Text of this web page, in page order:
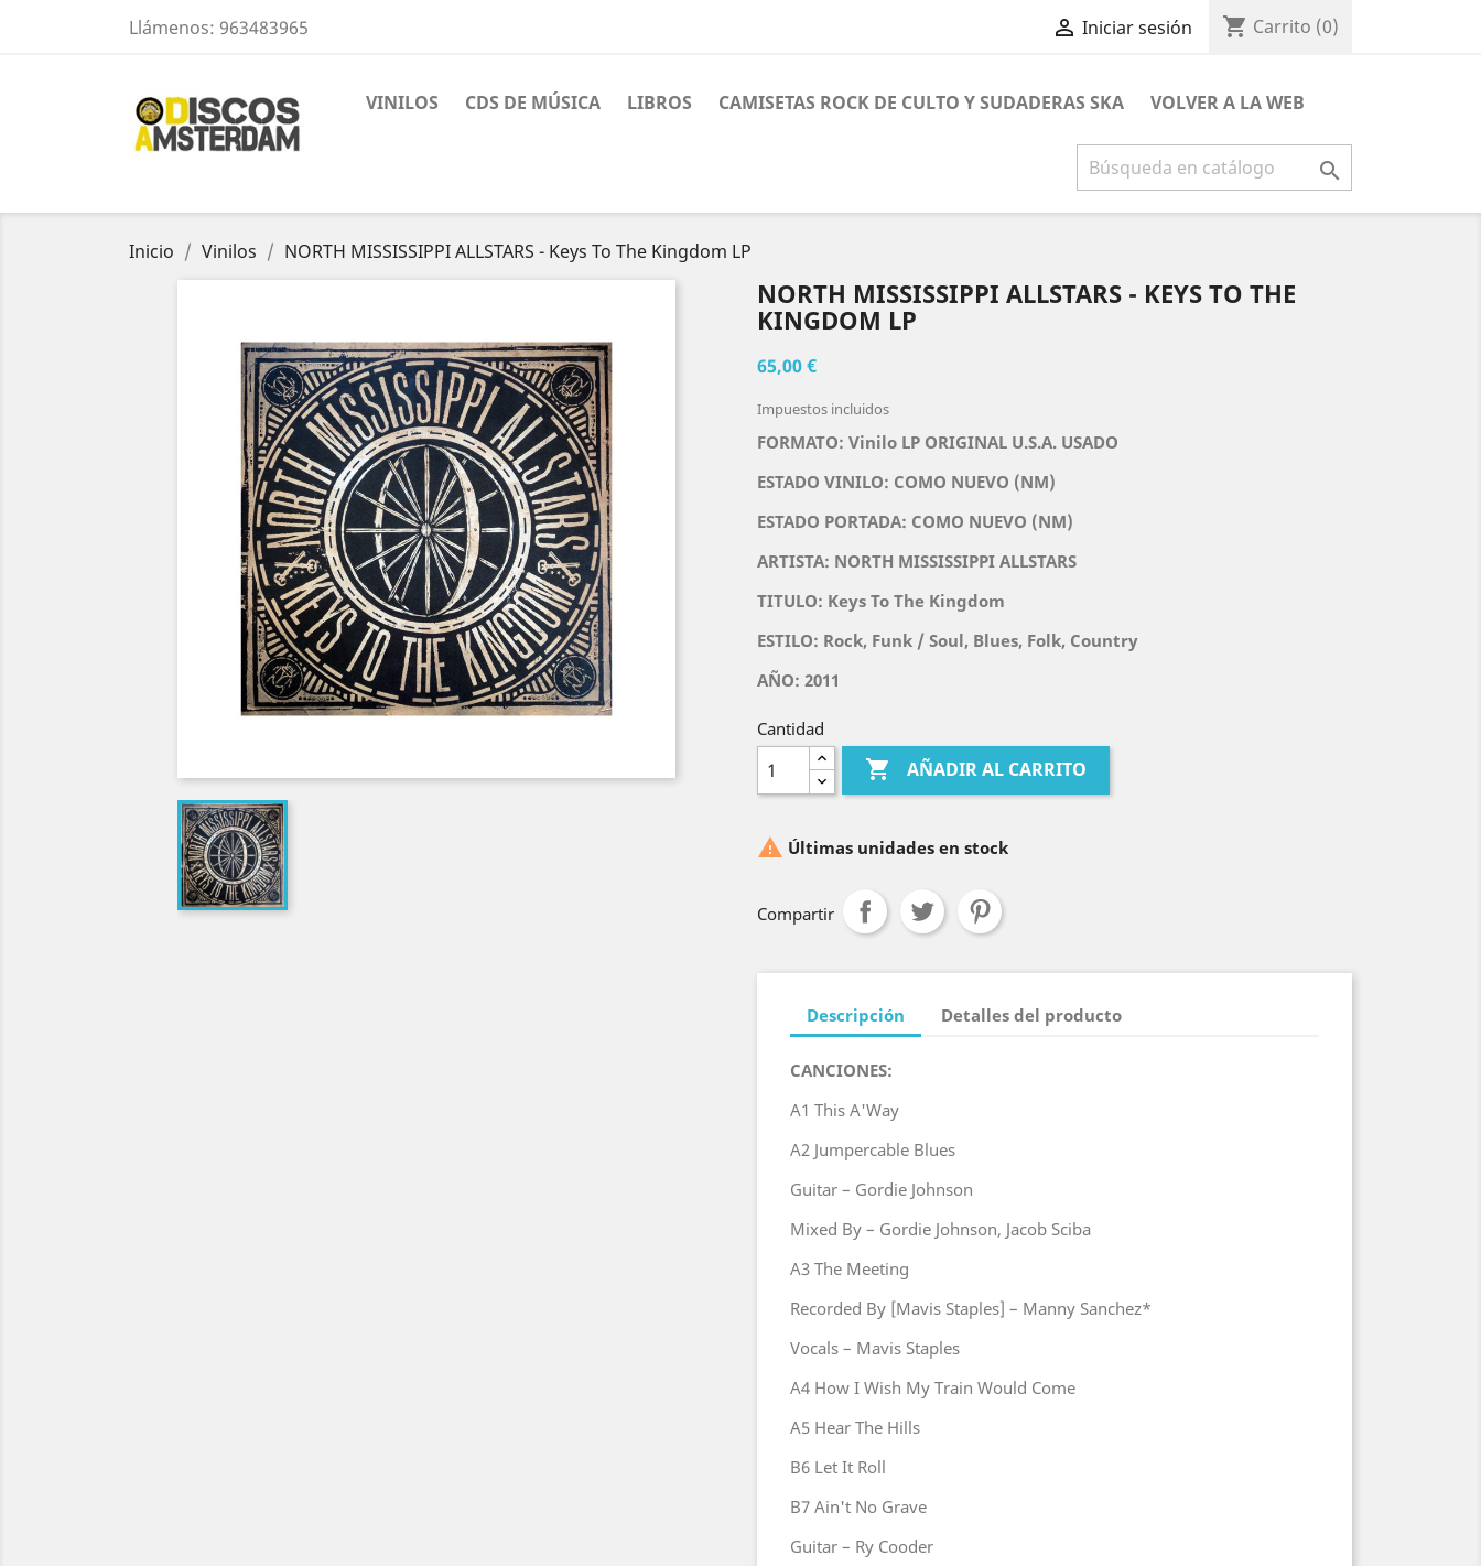
Llámenos: 963483965  Iniciar sesión shopping_cart Carrito (0)
VINILOS CDS DE MÚSICA LIBROS CAMISETAS ROCK DE CULTO Y SUDADERAS SKA VOLVER A LA WEB

Inicio Vinilos NORTH MISSISSIPPI ALLSTARS - Keys To The Kingdom LP
NORTH MISSISSIPPI ALLSTARS - KEYS TO THE
KINGDOM LP
65,00 €
Impuestos incluidos
FORMATO: Vinilo LP ORIGINAL U.S.A. USADO
ESTADO VINILO: COMO NUEVO (NM)
ESTADO PORTADA: COMO NUEVO (NM)
ARTISTA: NORTH MISSISSIPPI ALLSTARS
TITULO: Keys To The Kingdom
ESTILO: Rock, Funk / Soul, Blues, Folk, Country
AÑO: 2011
Cantidad
 AÑADIR AL CARRITO
 Últimas unidades en stock
Compartir
Descripción Detalles del producto
CANCIONES:
A1 This A'Way
A2 Jumpercable Blues
Guitar – Gordie Johnson
Mixed By – Gordie Johnson, Jacob Sciba
A3 The Meeting
Recorded By [Mavis Staples] – Manny Sanchez*
Vocals – Mavis Staples
A4 How I Wish My Train Would Come
A5 Hear The Hills
B6 Let It Roll
B7 Ain't No Grave
Guitar – Ry Cooder